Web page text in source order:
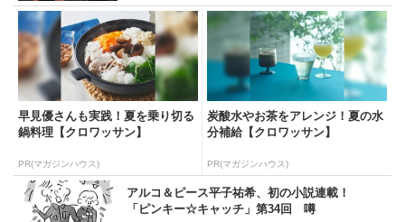
早見優さんも実践！夏を乗り切る
鍋料理【クロワッサン】
PR(マガジンハウス)
炭酸水やお茶をアレンジ！夏の水
分補給【クロワッサン】
PR(マガジンハウス)
アルコ＆ピース平子祐希、初の小説連載！
「ピンキー☆キャッチ」第34回 噂